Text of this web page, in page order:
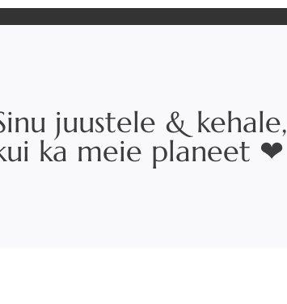
juustele & kehale,
ka meie planeet ❤